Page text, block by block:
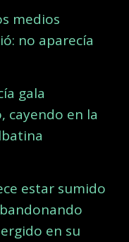
medios
no aparecía
gala
cayendo en la
estar sumido
en su